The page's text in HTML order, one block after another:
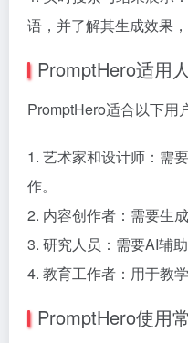
语，并了解其生成效果
PromptHero适用
PromptHero适合以下用
1. 艺术家和设计师：需
作。
2. 内容创作者：需要生
3. 研究人员：需要AI辅
4. 教育工作者：用于教
PromptHero使用